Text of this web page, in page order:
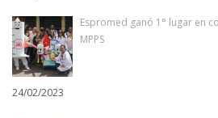
Espromed ganó 1° lugar en
MPPS
24/02/2023